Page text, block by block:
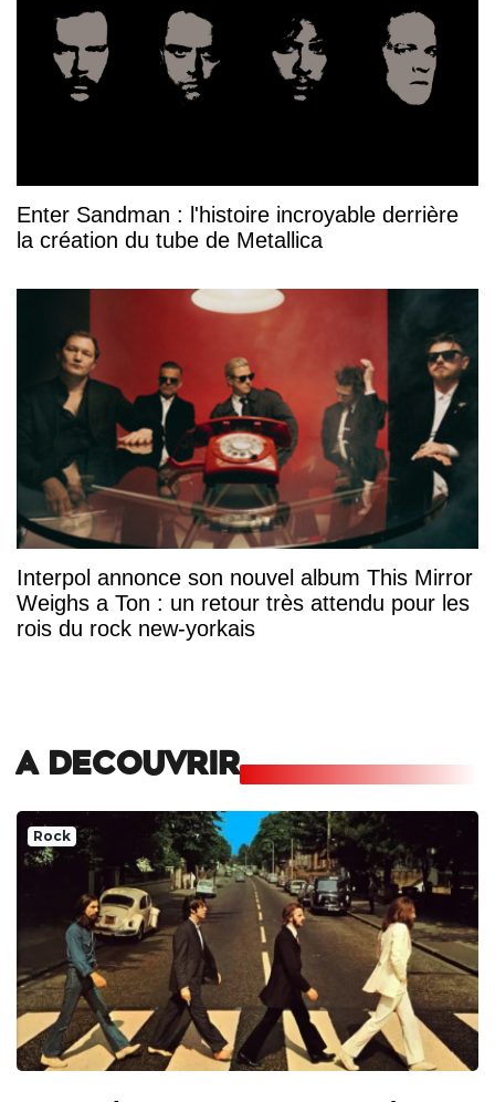
Enter Sandman : l'histoire incroyable derrière
la création du tube de Metallica
Interpol annonce son nouvel album This Mirror
Weighs a Ton : un retour très attendu pour les
rois du rock new-yorkais
A DECOUVRIR
Rock